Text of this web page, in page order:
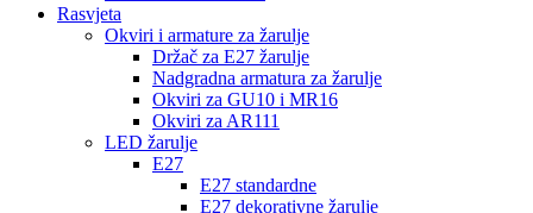
Rasvjeta
Okviri i armature za žarulje
Držač za E27 žarulje
Nadgradna armatura za žarulje
Okviri za GU10 i MR16
Okviri za AR111
LED žarulje
E27
E27 standardne
E27 dekorativne žarulje